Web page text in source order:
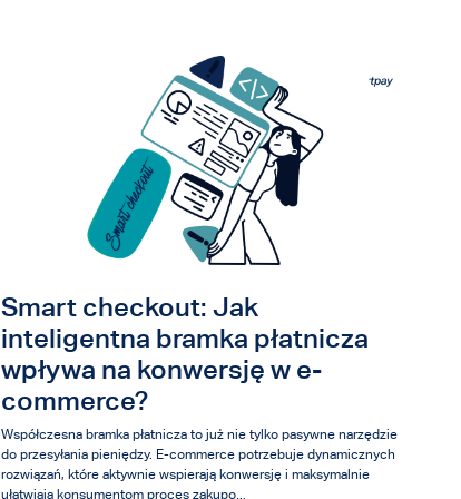
Smart checkout: Jak
inteligentna bramka płatnicza
wpływa na konwersję w e-
commerce?
Współczesna bramka płatnicza to już nie tylko pasywne narzędzie
do przesyłania pieniędzy. E-commerce potrzebuje dynamicznych
rozwiązań, które aktywnie wspierają konwersję i maksymalnie
ułatwiają konsumentom proces zakupo...